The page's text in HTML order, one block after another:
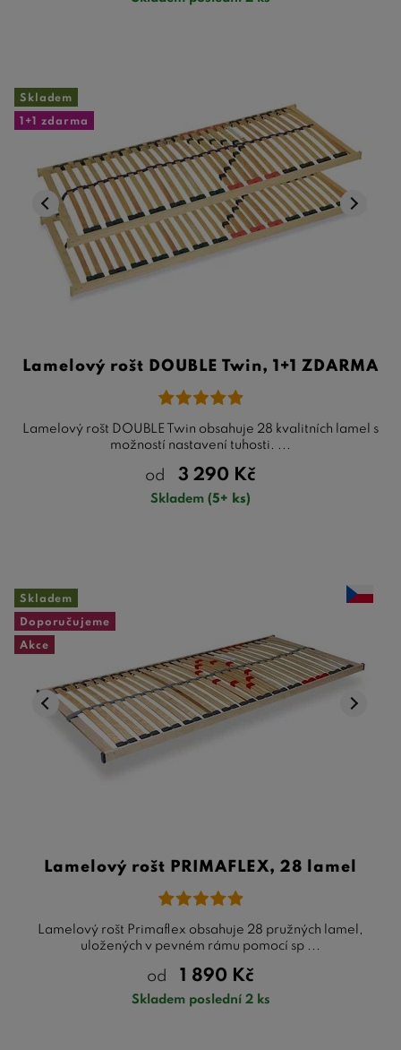
Skladem
1+1 zdarma
Lamelový rošt DOUBLE Twin, 1+1 ZDARMA
Lamelový rošt DOUBLE Twin obsahuje 28 kvalitních lamel s
možností nastavení tuhosti. ...
od 3 290 Kč
Skladem (5+ ks)
Skladem
Doporučujeme
Akce
Lamelový rošt PRIMAFLEX, 28 lamel
Lamelový rošt Primaflex obsahuje 28 pružných lamel,
uložených v pevném rámu pomocí sp ...
od 1 890 Kč
Skladem poslední 2 ks